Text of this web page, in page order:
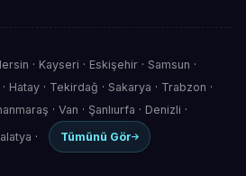
· Kayseri · Eskişehir· Samsun ·
· Hatay · Tekirdağ · Sakarya · Trabzon ·
· Van · Şanlıurfa · Denizli ·
· Tümünü Gör